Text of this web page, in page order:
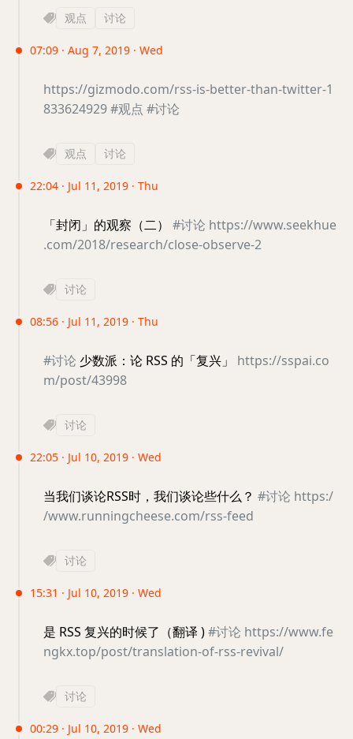
观点 讨论
07:09 · Aug 7, 2019 · Wed
https://gizmodo.com/rss-is-better-than-twitter-1
833624929#观点 #讨论
观点 讨论
22:04 · Jul 11, 2019 · Thu
「封闭」的观察（二） #讨论 https://www.seekhue
.com/2018/research/close-observe-2
讨论
08:56 · Jul 11, 2019 · Thu
#讨论 少数派：论 RSS 的「复兴」 https://sspai.co
m/post/43998
讨论
22:05 · Jul 10, 2019 · Wed
当我们谈论RSS时，我们谈论些什么？ #讨论 https:/
/www.runningcheese.com/rss-feed
讨论
15:31 · Jul 10, 2019 · Wed
是 RSS 复兴的时候了（翻译 )#讨论 https://www.fe
ngkx.top/post/translation-of-rss-revival/
讨论
00:29 · Jul 10, 2019 · Wed